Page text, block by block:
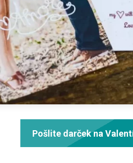
Pošlite darček na